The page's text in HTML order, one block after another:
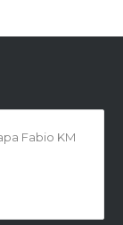
Fabio KM